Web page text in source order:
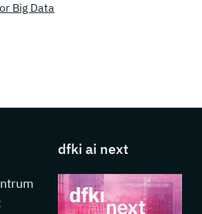
Big Data
dfki ai next